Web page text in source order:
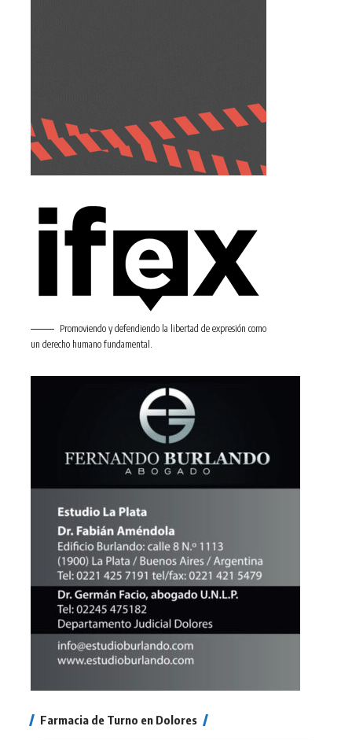
Promoviendo y defendiendo la libertad de expresión como
un derecho humano fundamental.
Farmacia de Turno en Dolores